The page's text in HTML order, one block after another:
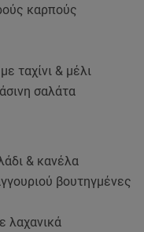
καρπούς
ταχίνι & μέλι
σαλάτα
& κανέλα
βουτηγμένες
λαχανικά